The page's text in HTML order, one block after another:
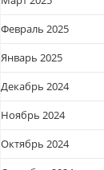
Февраль 2025
Январь 2025
Декабрь 2024
Ноябрь 2024
Октябрь 2024